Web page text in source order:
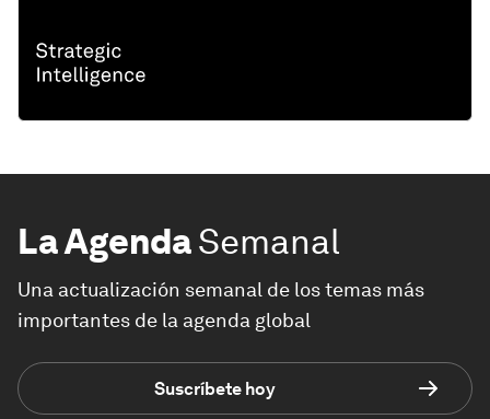
La AgendaSemanal
Una actualización semanal de los temas más
importantes de la agenda global
Suscríbete hoy